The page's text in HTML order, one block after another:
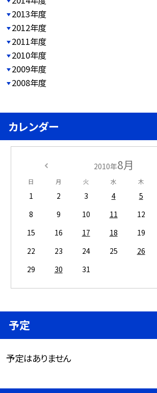
2013年度
2012年度
2011年度
2010年度
2009年度
2008年度
カレンダー
2010年8月
日 月 火 水 木
1 2 3 4 5
8
9 10 11 12
15
16 17 18 19
22
23 24 25 26
29
30 31
予定
予定はありません